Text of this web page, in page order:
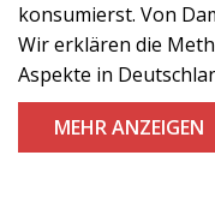
konsumierst. Von
Wir erklären die
Aspekte in
MEHR ANZEIGEN